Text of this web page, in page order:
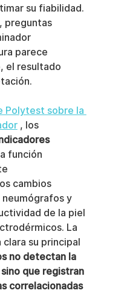
su fiabilidad.
preguntas
parece
el resultado
Polytest sobre la
, los
función
cambios
y
de la piel
La
su principal
no detectan la
que registran
correlacionadas